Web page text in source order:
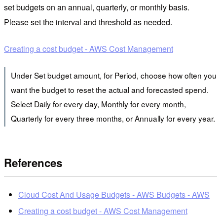
set budgets on an annual, quarterly, or monthly basis.
Please set the interval and threshold as needed.
Creating a cost budget - AWS Cost Management
Under Set budget amount, for Period, choose how often you
want the budget to reset the actual and forecasted spend.
Select Daily for every day, Monthly for every month,
Quarterly for every three months, or Annually for every year.
References
Cloud Cost And Usage Budgets - AWS Budgets - AWS
Creating a cost budget - AWS Cost Management